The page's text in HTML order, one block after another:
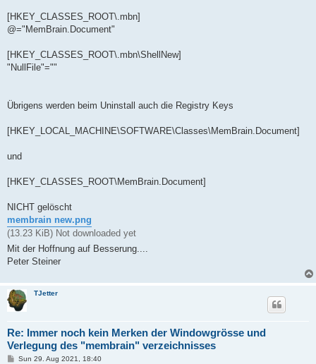
[HKEY_CLASSES_ROOT\.mbn]
@="MemBrain.Document"
[HKEY_CLASSES_ROOT\.mbn\ShellNew]
"NullFile"=""
Übrigens werden beim Uninstall auch die Registry Keys
[HKEY_LOCAL_MACHINE\SOFTWARE\Classes\MemBrain.Document]
und
[HKEY_CLASSES_ROOT\MemBrain.Document]
NICHT gelöscht
membrain new.png
(13.23 KiB) Not downloaded yet
Mit der Hoffnung auf Besserung....
Peter Steiner
TJetter
Re: Immer noch kein Merken der Windowgrösse und
Verlegung des "membrain" verzeichnisses
PSun 29. Aug 2021, 18:40